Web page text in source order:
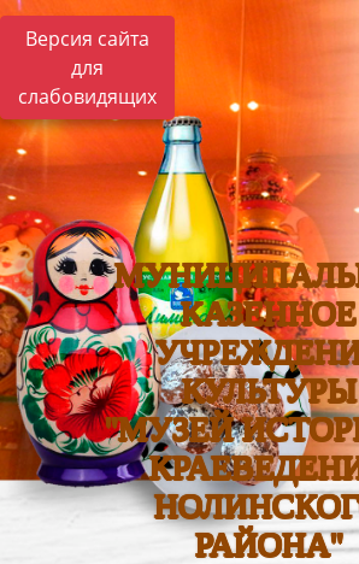
Версия сайта
для
слабовидящих
КАЗЕННОЕ
КУЛЬТУРЫ
"МУЗЕЙ
РАЙОНА"